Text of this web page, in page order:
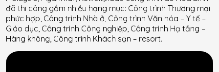
đã thi công gồm nhiều hạng mục: Công trình Thương mại
phức hợp, Công trình Nhà ở, Công trình Văn hóa – Y tế –
Giáo dục, Công trình Công nghiệp, Công trình Hạ tầng –
Hàng không, Công trình Khách sạn – resort.